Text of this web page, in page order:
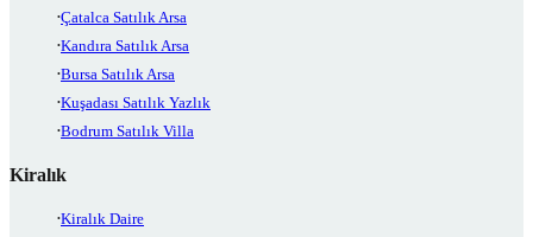
Çatalca Satılık Arsa
Kandıra Satılık Arsa
Bursa Satılık Arsa
Kuşadası Satılık Yazlık
Bodrum Satılık Villa
Kiralık
Kiralık Daire